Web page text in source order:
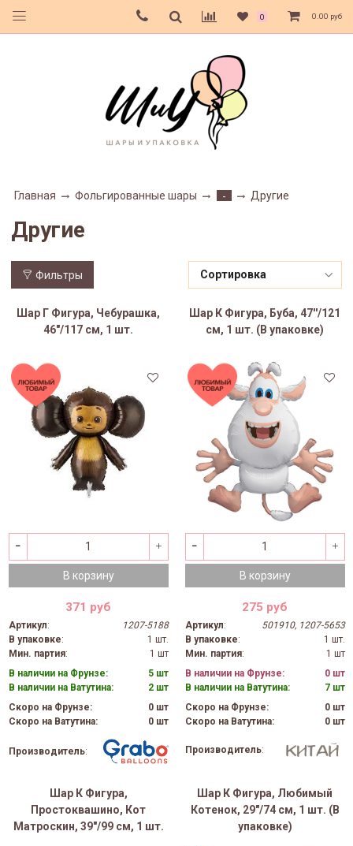
0 0.00 руб
Главная Фольгированные шары - Другие
Другие
Фильтры
Шар Г Фигура, Чебурашка,
46"/117 см, 1 шт.
В корзину
371 руб
Артикул:
1207-5188
В упаковке:
1 шт.
Мин. партия:
1 шт
В наличии на Фрунзе:
5 шт
В наличии на Ватутина:
2 шт
Скоро на Фрунзе:
0 шт
Скоро на Ватутина:
0 шт
Производитель:
Шар К Фигура, Буба, 47''/121
см, 1 шт. (В упаковке)
В корзину
275 руб
Артикул:
501910, 1207-5653
В упаковке:
1 шт.
Мин. партия:
1 шт
В наличии на Фрунзе:
0 шт
В наличии на Ватутина:
7 шт
Скоро на Фрунзе:
0 шт
Скоро на Ватутина:
0 шт
Производитель:
Шар К Фигура,
Простоквашино, Кот
Матроскин, 39"/99 см, 1 шт.
Шар К Фигура, Любимый
Котенок, 29"/74 см, 1 шт. (В
упаковке)